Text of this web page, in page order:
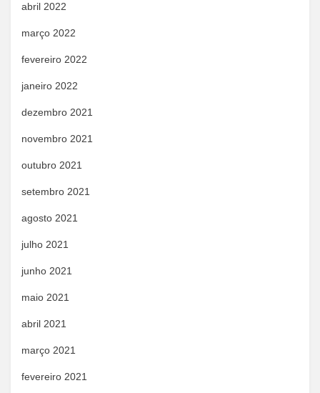
abril 2022
março 2022
fevereiro 2022
janeiro 2022
dezembro 2021
novembro 2021
outubro 2021
setembro 2021
agosto 2021
julho 2021
junho 2021
maio 2021
abril 2021
março 2021
fevereiro 2021